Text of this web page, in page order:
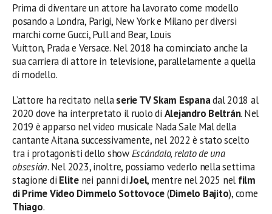
Prima di diventare un attore ha lavorato come modello
posando a Londra, Parigi, New York e Milano per diversi
marchi come Gucci, Pull and Bear, Louis
Vuitton, Prada e Versace. Nel 2018 ha cominciato anche la
sua carriera di attore in televisione, parallelamente a quella
di modello.
L’attore ha recitato nellaserie TV Skam Espanadal 2018 al
2020 dove ha interpretato il ruolo di Alejandro Beltrán. Nel
2019 è apparso nel video musicale Nada Sale Mal della
cantante Aitana. successivamente, nel 2022 è stato scelto
tra i protagonisti dello showEscándalo, relato de una
obsesión. Nel 2023, inoltre, possiamo vederlo nella settima
stagione di Elitenei panni diJoel, mentre nel 2025 nel film
di Prime Video Dimmelo Sottovoce(Dimelo Bajito), come
Thiago.